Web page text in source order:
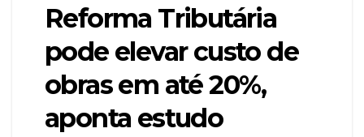
Reforma Tributária
pode elevar custo de
obras em até 20%,
aponta estudo